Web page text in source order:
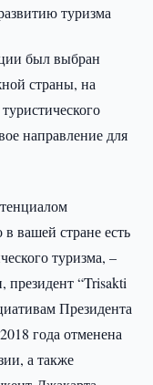
туризма
был выбран
страны, на
направление для
вашей стране есть
туризма, –
“Trisakti
Президента
года отменена
а также